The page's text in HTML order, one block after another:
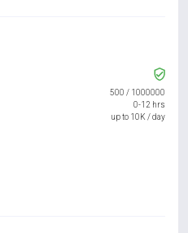
500 / 1000000
0-12 hrs
up to 10K / day